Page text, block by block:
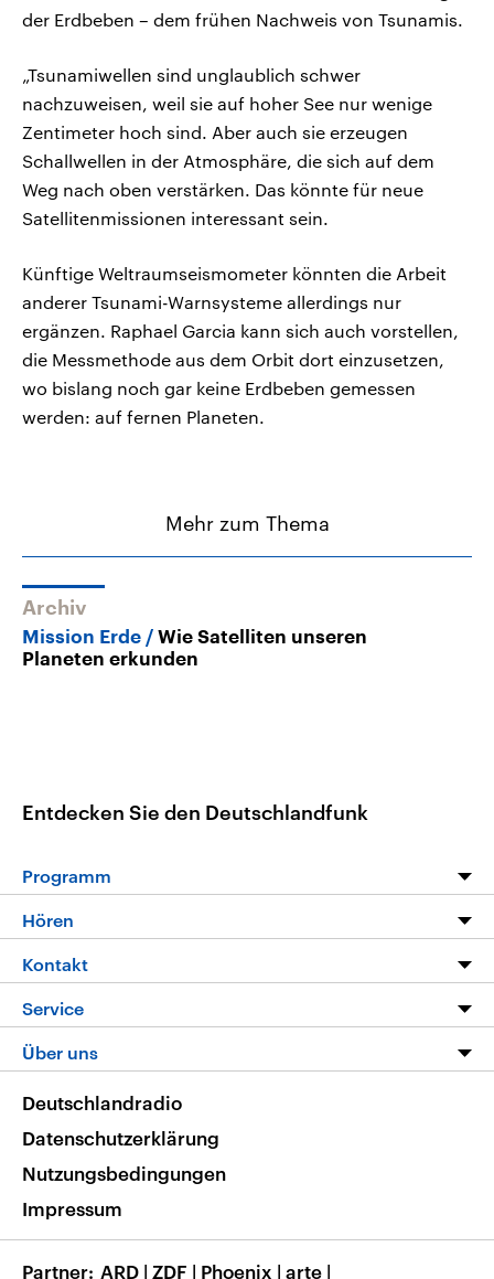
der Erdbeben – dem frühen Nachweis von Tsunamis.
„Tsunamiwellen sind unglaublich schwer
nachzuweisen, weil sie auf hoher See nur wenige
Zentimeter hoch sind. Aber auch sie erzeugen
Schallwellen in der Atmosphäre, die sich auf dem
Weg nach oben verstärken. Das könnte für neue
Satellitenmissionen interessant sein.
Künftige Weltraumseismometer könnten die Arbeit
anderer Tsunami-Warnsysteme allerdings nur
ergänzen. Raphael Garcia kann sich auch vorstellen,
die Messmethode aus dem Orbit dort einzusetzen,
wo bislang noch gar keine Erdbeben gemessen
werden: auf fernen Planeten.
Mehr zum Thema
Archiv
Mission Erde
Wie Satelliten unseren
Planeten erkunden
Entdecken Sie den Deutschlandfunk
Programm
Programm
Die Nachrichten
Nachrichtenleicht
Neue Beiträge auf dlf.de
Hören
Livestream
Podcasts
Deutschlandfunk App
Nachrichten App
Frequenzen
Kontakt
Hörerservice
Service
FAQ
Veranstaltungen
Musikliste
RSS
Über uns
Barrierefreiheit
Deutschlandradio
Datenschutzerklärung
Nutzungsbedingungen
Impressum
Partner ARD | ZDF | Phoenix | arte |